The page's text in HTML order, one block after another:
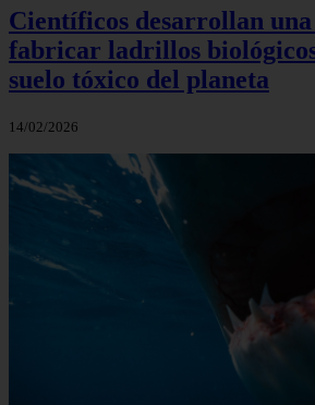
Científicos desarrollan
fabricar ladrillos
suelo tóxico del planeta
14/02/2026